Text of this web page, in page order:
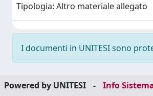
Tipologia: Altro materiale allegato
I documenti in UNITESI sono
Powered by UNITESI - Info